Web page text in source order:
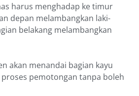
harus menghadap ke timur
depan melambangkan laki-
belakang melambangkan
akan menandai bagian kayu
pemotongan tanpa boleh